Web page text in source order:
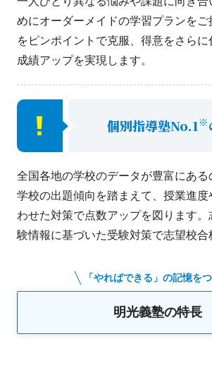
めにオーダーメイドの学習プランを
をピンポイントで克服、得意をさらに
成績アップを実現します。
個別指導塾No.1 ※
全国各地の学校のデータが豊富にあ
学校の出題傾向を踏まえて、授業進度
わせた対策で点数アップを図ります
験情報に基づいた受験対策で志望校合
「やればできる」の記憶を
明光義塾の特長